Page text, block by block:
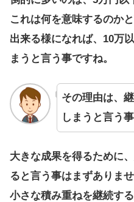
これは何を意味するのか
出来る様になれば、10万
まうと言う事ですね。
その理由は、
しまうと言う
大きな成果を得るために
ると言う事はまずありませ
小さな積み重ねを継続す